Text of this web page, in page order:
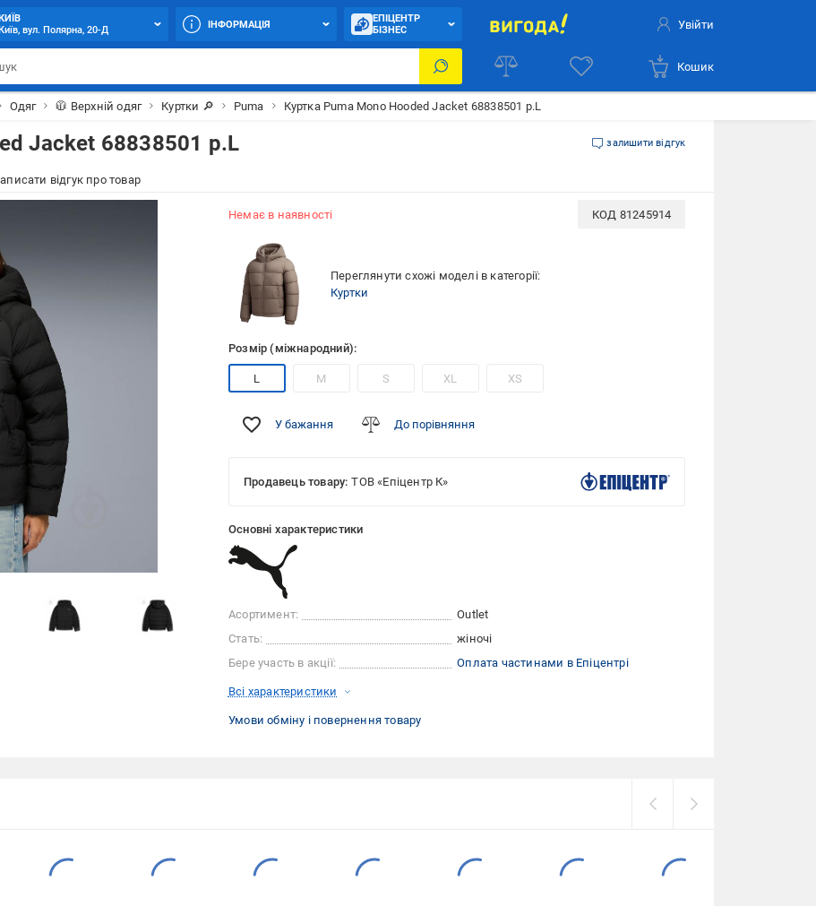
вул. Полярна, 20-Д
ІНФОРМАЦІЯ
ЕПІЦЕНТР
БІЗНЕС
Увійти
Кошик
Одяг 🧥 Верхній одяг Куртки 🔎 Puma Куртка Puma Mono Hooded Jacket 68838501 р.L
Jacket 68838501 р.L залишити відгук
відгук про товар
Немає в наявності КОД 81245914
Переглянути схожі моделі в категорії:
Куртки
Розмір (міжнародний):
L M S XL XS
У бажання До порівняння
Продавець товару: ТОВ «Епіцентр К»
Основні характеристики
Асортимент:
Outlet
Стать:
жіночі
Бере участь в акції:
Оплата частинами в Епіцентрі
Всі характеристики
Умови обміну і повернення товару